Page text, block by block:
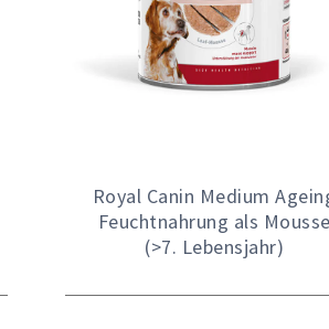
Royal Canin Medium
Feuchtnahrung als Mousse
(>7. Lebensjahr)